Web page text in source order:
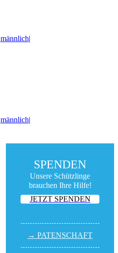
männlich|
männlich|
SPENDEN
Unsere Schützlinge
brauchen Ihre Hilfe!
JETZT SPENDEN
→ PATEN­SCHAFT